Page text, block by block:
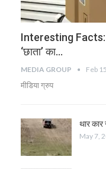
Interesting Facts:
‘छाता’ का…
MEDIA GROUP Feb
मीडिया ग्रुप
थार
May 7,